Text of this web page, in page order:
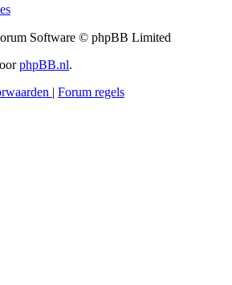
Software © phpBB Limited
phpBB.nl.
| Forum regels